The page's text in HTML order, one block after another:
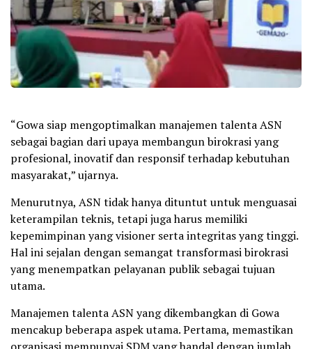
“Gowa siap mengoptimalkan manajemen talenta ASN
sebagai bagian dari upaya membangun birokrasi yang
profesional, inovatif dan responsif terhadap kebutuhan
masyarakat,” ujarnya.
Menurutnya, ASN tidak hanya dituntut untuk menguasai
keterampilan teknis, tetapi juga harus memiliki
kepemimpinan yang visioner serta integritas yang tinggi.
Hal ini sejalan dengan semangat transformasi birokrasi
yang menempatkan pelayanan publik sebagai tujuan
utama.
Manajemen talenta ASN yang dikembangkan di Gowa
mencakup beberapa aspek utama. Pertama, memastikan